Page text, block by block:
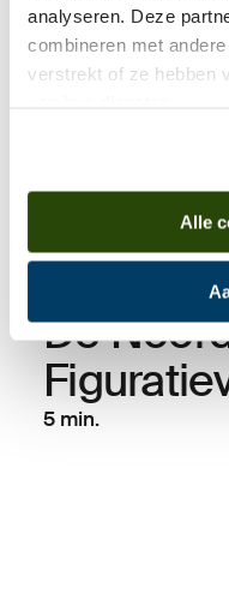
analyseren. Deze
combineren met
verstrekt of ze hebben
Alle
Hachulla,Ulrich
Italienisches
Komt
De
5 min.